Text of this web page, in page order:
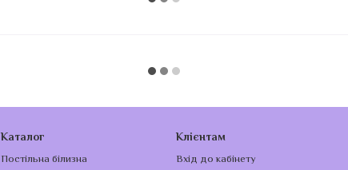
Каталог
Постільна білизна
Клієнтам
Вхід до кабінету